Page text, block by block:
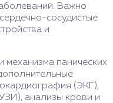
Важно
сосудистые
и
механизма панических
(ЭКГ),
анализы крови и